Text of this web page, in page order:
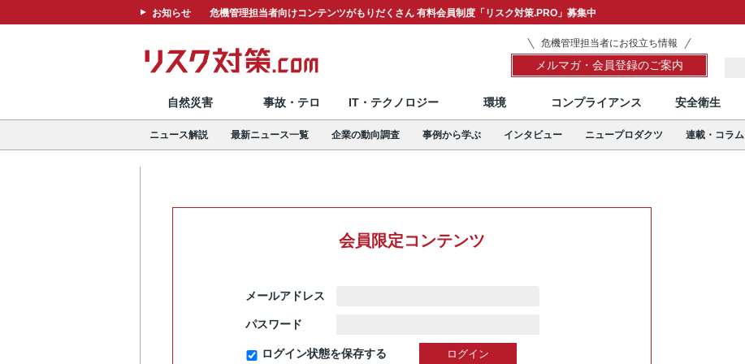
お知らせ 危機管理担当者向けコンテンツがもりだくさん 有料会員制度「リスク対策.PRO」募集中
危機管理担当者にお役立ち情報
メルマガ・会員登録のご案内
自然災害 事故・テロ IT・テクノロジー 環境 コンプライアンス 安全衛生
ニュース解説 最新ニュース一覧 企業の動向調査 事例から学ぶ インタビュー ニュープロダクツ 連載・コラム
会員限定コンテンツ
メールアドレス
パスワード
ログイン状態を保存する